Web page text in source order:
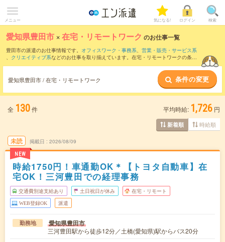
メニュー 気になる! ログイン 検索
愛知県豊田市 ×在宅・リモートワーク のお仕事一覧
豊田市の派遣のお仕事情報です。 オフィスワーク・事務系、 営業・販売・サービス系
、 クリエイティブ系などのお仕事を取り揃えています。在宅・リモートワークの条件
愛知県豊田市 / 在宅・リモートワーク 条件の変更
全 130件 平均時給: 1,726 円
新着順 時給順
未読
NEW
掲載日 2026/08/09
時給1750円！車通勤OK＊【トヨタ自動車】在
宅OK！三河豊田での経理事務
交通費別途支給あり 土日祝日が休み 在宅・リモート
WEB登録OK 派遣
勤務地 愛知県豊田市
三河豊田駅から徒歩12分／土橋(愛知県)駅からバス20分